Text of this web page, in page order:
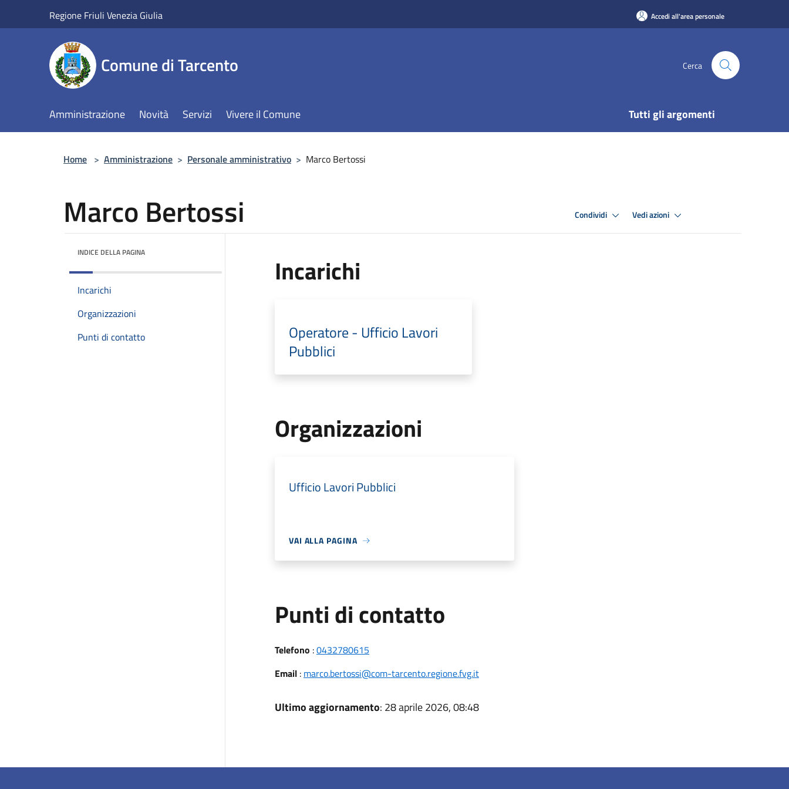
Regione Friuli Venezia Giulia Accedi all'area personale
Comune di Tarcento Cerca
Amministrazione Novità Servizi Vivere il Comune Tutti gli argomenti
Home > Amministrazione > Personale amministrativo > Marco Bertossi
Marco Bertossi Condividi Vedi azioni
INDICE DELLA PAGINA
Incarichi
Organizzazioni
Punti di contatto
Incarichi
Operatore - Ufficio Lavori
Pubblici
Organizzazioni
Ufficio Lavori Pubblici
VAI ALLA PAGINA
Punti di contatto
Telefono :0432780615
Email: marco.bertossi@com-tarcento.regione.fvg.it
Ultimo aggiornamento: 28 aprile 2026, 08:48